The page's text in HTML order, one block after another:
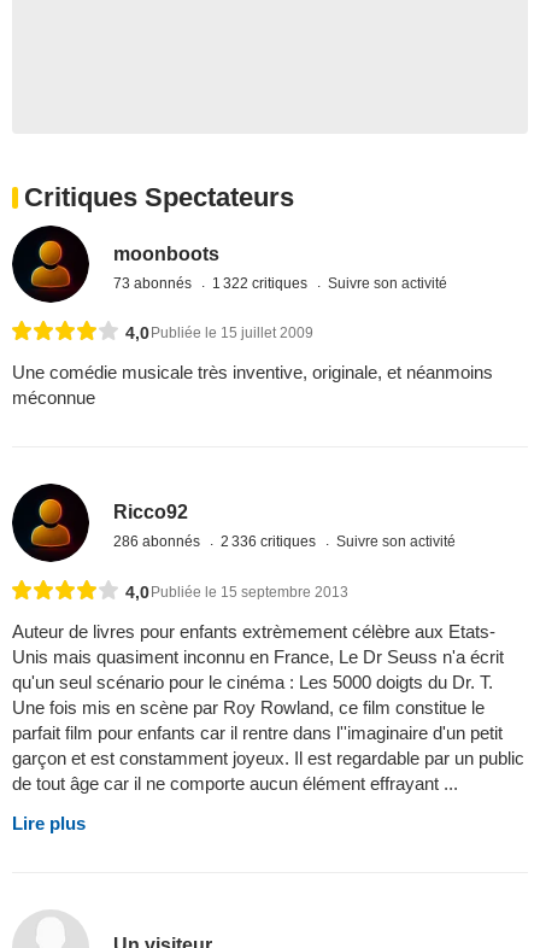
Critiques Spectateurs
moonboots
73 abonnés 1 322 critiques Suivre son activité
4,0 Publiée le 15 juillet 2009
Une comédie musicale très inventive, originale, et néanmoins
méconnue
Ricco92
286 abonnés 2 336 critiques Suivre son activité
4,0Publiée le 15 septembre 2013
Auteur de livres pour enfants extrèmement célèbre aux Etats-
Unis mais quasiment inconnu en France, Le Dr Seuss n'a écrit
qu'un seul scénario pour le cinéma : Les 5000 doigts du Dr. T.
Une fois mis en scène par Roy Rowland, ce film constitue le
parfait film pour enfants car il rentre dans l''imaginaire d'un petit
garçon et est constamment joyeux. Il est regardable par un public
de tout âge car il ne comporte aucun élément effrayant ...
Lire plus